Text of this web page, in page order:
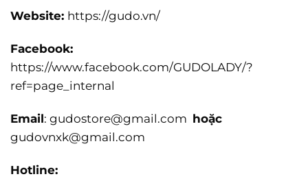
Website: https://gudo.vn/
Facebook:
https://www.facebook.com/GUDOLADY/?
ref=page_internal
Email: gudostore@gmail.com hoặc
gudovnxk@gmail.com
Hotline: